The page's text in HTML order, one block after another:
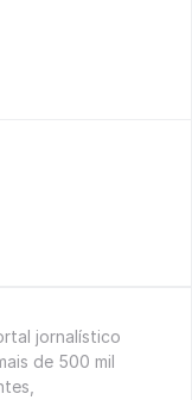
jornalístico
de 500 mil